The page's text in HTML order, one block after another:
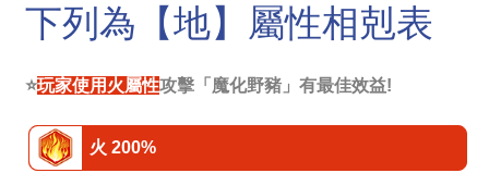
下列為【地】屬性相剋表
⭐玩家使用火屬性攻擊「魔化野豬」有最佳效益!
火 200%